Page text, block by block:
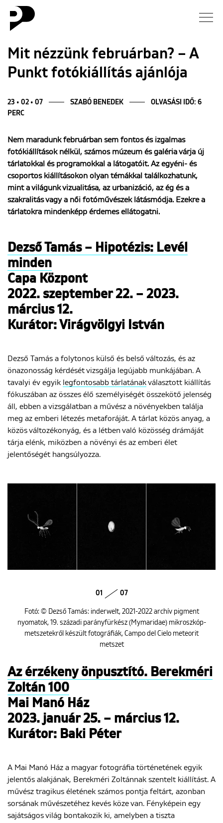
Hírek
Galéria
Interjú
Blog
Rólunk
ENGLISH
Mit nézzünk februárban? – A
Punkt fotókiállítás ajánlója
23 • 02 • 07 SZABÓ BENEDEK
OLVASÁSI IDŐ: 6
PERC
Nem maradunk februárban sem fontos és izgalmas
fotókiállítások nélkül, számos múzeum és galéria várja új
tárlatokkal és programokkal a látogatóit. Az egyéni- és
csoportos kiállításokon olyan témákkal találkozhatunk,
mint a világunk vizualitása, az urbanizáció, az ég és a
szakralitás vagy a női fotóművészek látásmódja. Ezekre a
tárlatokra mindenképp érdemes ellátogatni.
Dezső Tamás – Hipotézis: Levél
minden
Capa Központ
2022. szeptember 22. – 2023.
március 12.
Kurátor: Virágvölgyi István
Dezső Tamás a folytonos külső és belső változás, és az
önazonosság kérdését vizsgálja legújabb munkájában. A
tavalyi év egyik legfontosabb tárlatánakválasztott kiállítás
fókuszában az összes élő személyiségét összekötő jelenség
áll, ebben a vizsgálatban a művész a növényekben találja
meg az emberi létezés metaforáját. A tárlat közös anyag, a
közös változékonyág, és a létben való közösség drámáját
tárja elénk, miközben a növényi és az emberi élet
jelentőségét hangsúlyozza.
01 07
Fotó: © Dezső Tamás: inderwelt, 2021-2022 archív pigment
nyomatok, 19. századi parányfürkész (Mymaridae) mikroszkóp-
metszetekről készült fotográfiák, Campo del Cielo meteorit
metszet
Az érzékeny önpusztító. Berekméri
Zoltán 100
Mai Manó Ház
2023. január 25. – március 12.
Kurátor: Baki Péter
A Mai Manó Ház a magyar fotográfia történetének egyik
jelentős alakjának, Berekméri Zoltánnak szentelt kiállítást. A
művész tragikus életének számos pontja feltárt, azonban
sorsának művészetéhez kevés köze van. Fényképein egy
sajátságos világ bontakozik ki, amelyben a tiszta